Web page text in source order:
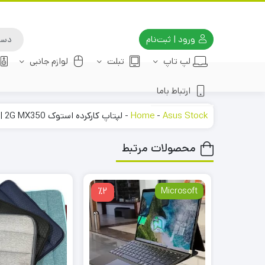
ورود | ثبت‌نام
لپ تاپ
تبلت لوازم جانبی
ارتباط باما
Home - Asus Stock
- لپتاپ کارکرده استوک Asus X360 Q5071 Ryzen7-4700U | 8G | 1TB | 2G MX350
محصولات مرتبط
٪2 Microsoft